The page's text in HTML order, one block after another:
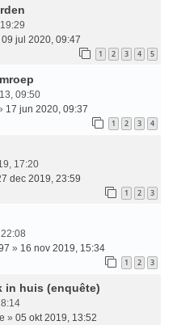
09 jul 2020, 09:47
1 2 3 4 5
09:50
17 jun 2020, 09:37
1 2 3 4
17:20
dec 2019, 23:59
1 2 3
» 16 nov 2019, 15:34
1 2 3
in huis (enquête)
» 05 okt 2019, 13:52